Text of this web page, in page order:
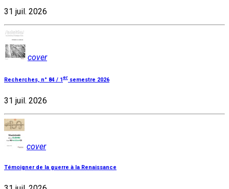
31 juil. 2026
cover
Recherches, n° 84 / 1er semestre 2026
31 juil. 2026
cover
Témoigner de la guerre à la Renaissance